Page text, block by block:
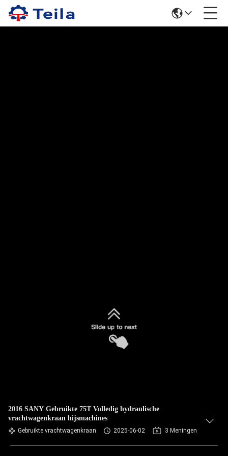
2016 SANY Gebruikte 75T Volledig hydraulische
vrachtwagenkraan hijsmachines
Gebruikte vrachtwagenkraan 2025-06-02 3 Meningen